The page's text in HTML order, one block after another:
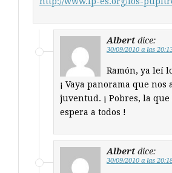
Albert dice:
30/09/2010 a las
Ramón, ya leí
¡ Vaya panorama que nos
juventud. ¡ Pobres, la que
espera a todos !
Albert dice:
30/09/2010 a las